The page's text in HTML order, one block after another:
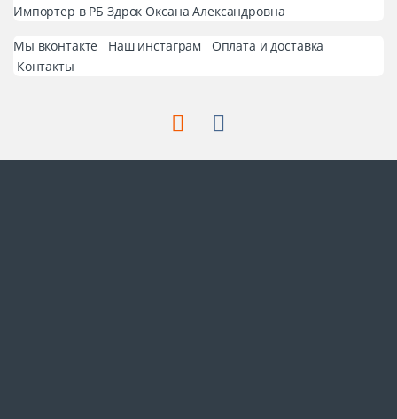
Импортер в РБ Здрок Оксана Александровна
Мы вконтакте Наш инстаграм
Оплата и доставка
Контакты